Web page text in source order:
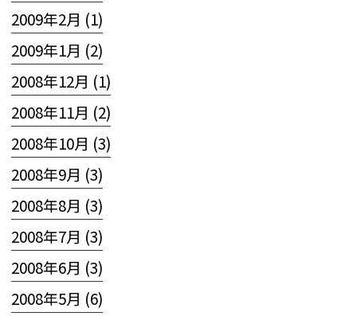
2009年2月 (1)
2009年1月 (2)
2008年12月 (1)
2008年11月 (2)
2008年10月 (3)
2008年9月 (3)
2008年8月 (3)
2008年7月 (3)
2008年6月 (3)
2008年5月 (6)